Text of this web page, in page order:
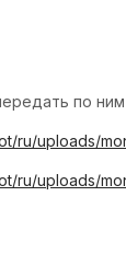
по
ru/uploads/
ru/uploads/